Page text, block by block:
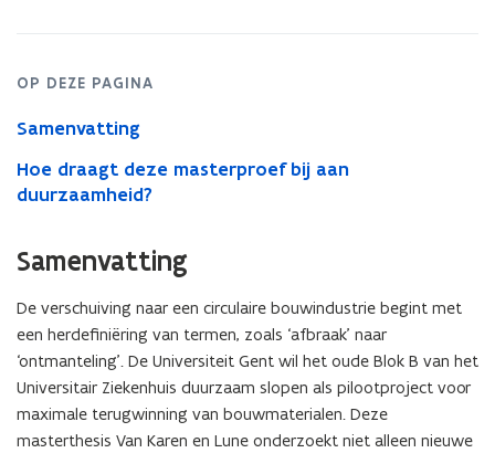
OP DEZE PAGINA
Samenvatting
Hoe draagt deze masterproef bij aan
duurzaamheid?
Samenvatting
De verschuiving naar een circulaire bouwindustrie begint met
een herdefiniëring van termen, zoals ‘afbraak’ naar
‘ontmanteling’. De Universiteit Gent wil het oude Blok B van het
Universitair Ziekenhuis duurzaam slopen als pilootproject voor
maximale terugwinning van bouwmaterialen. Deze
masterthesis Van Karen en Lune onderzoekt niet alleen nieuwe